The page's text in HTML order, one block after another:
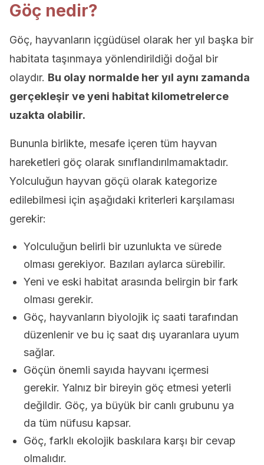
Göç nedir?
Göç, hayvanların içgüdüsel olarak her yıl başka bir
habitata taşınmaya yönlendirildiği doğal bir
olaydır. Bu olay normalde her yıl aynı zamanda
gerçekleşir ve yeni habitat kilometrelerce
uzakta olabilir.
Bununla birlikte, mesafe içeren tüm hayvan
hareketleri göç olarak sınıflandırılmamaktadır.
Yolculuğun hayvan göçü olarak kategorize
edilebilmesi için aşağıdaki kriterleri karşılaması
gerekir:
Yolculuğun belirli bir uzunlukta ve sürede
olması gerekiyor. Bazıları aylarca sürebilir.
Yeni ve eski habitat arasında belirgin bir fark
olması gerekir.
Göç, hayvanların biyolojik iç saati tarafından
düzenlenir ve bu iç saat dış uyaranlara uyum
sağlar.
Göçün önemli sayıda hayvanı içermesi
gerekir. Yalnız bir bireyin göç etmesi yeterli
değildir. Göç, ya büyük bir canlı grubunu ya
da tüm nüfusu kapsar.
Göç, farklı ekolojik baskılara karşı bir cevap
olmalıdır.